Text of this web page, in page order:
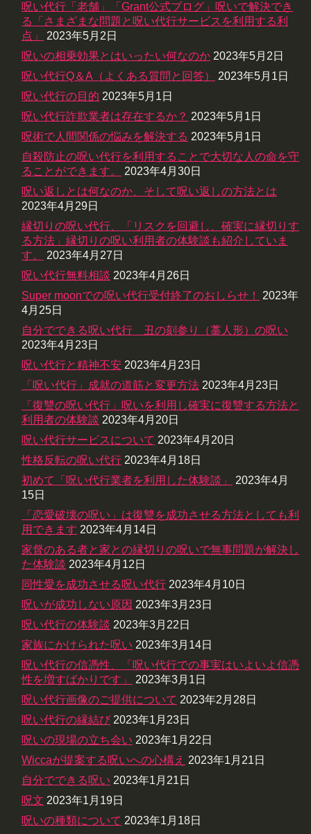
呪い代行「老舗」「Grant公式ブログ」呪いで解決でき
る「さまざまな問題と呪い代行サービスを利用する利
点」
2023年5月2日
呪いの相乗効果とはいったい何なのか 2023年5月2日
呪い代行Q＆A（よくある質問と回答）
2023年5月1日
呪い代行の目的 2023年5月1日
呪い代行詐欺業者は存在するか？ 2023年5月1日
呪術で人間関係の悩みを解決する 2023年5月1日
自殺防止の呪い代行を利用することで大切な人の命を守
ることができます。
2023年4月30日
呪い返しとは何なのか、そして呪い返しの方法とは
2023年4月29日
縁切りの呪い代行、「リスクを回避し、確実に縁切りす
る方法」縁切りの呪い利用者の体験談も紹介していま
す。
2023年4月27日
呪い代行無料相談 2023年4月26日
Super moonでの呪い代行受付終了のおしらせ！
2023年
4月25日
自分でできる呪い代行 丑の刻参り（藁人形）の呪い
2023年4月23日
呪い代行と精神不安 2023年4月23日
「呪い代行」成就の道筋と変更方法 2023年4月23日
「復讐の呪い代行」呪いを利用し確実に復讐する方法と
利用者の体験談 2023年4月20日
呪い代行サービスについて 2023年4月20日
性格反転の呪い代行 2023年4月18日
初めて「呪い代行業者を利用した体験談」
2023年4月
15日
「恋愛破壊の呪い」は復讐を成功させる方法としても利
用できます 2023年4月14日
家督のある者と家との縁切りの呪いで無事問題が解決し
た体験談 2023年4月12日
同性愛を成功させる呪い代行 2023年4月10日
呪いが成功しない原因 2023年3月23日
呪い代行の体験談 2023年3月22日
家族にかけられた呪い 2023年3月14日
呪い代行の信憑性、「呪い代行での事実はいよいよ信憑
性を増すばかりです」
2023年3月1日
呪い代行画像のご提供について 2023年2月28日
呪い代行の縁結び 2023年1月23日
呪いの現場の立ち会い 2023年1月22日
Wiccaが提案する呪いへの心構え 2023年1月21日
自分でできる呪い 2023年1月21日
呪文 2023年1月19日
呪いの種類について 2023年1月18日